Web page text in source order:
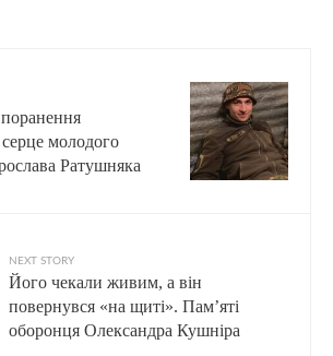
молодого
Ратушняка
NEXT STORY
Його чекали живим, а він
повернувся «на щиті». Пам’яті
оборонця Олександра Кушніра